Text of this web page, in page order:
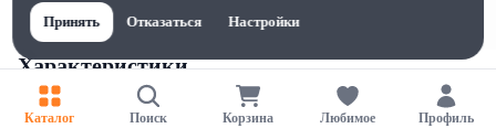
Характеристики
Ширина, мм
92
Каталог Поиск Корзина Любимое Профиль
Принять
Отказаться Настройки